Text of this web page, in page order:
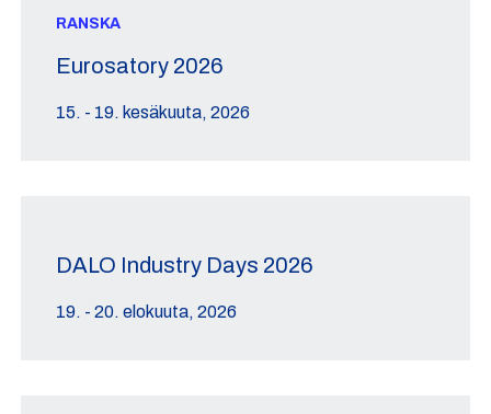
RANSKA
Eurosatory 2026
15. - 19. kesäkuuta, 2026
DALO Industry Days 2026
19. - 20. elokuuta, 2026